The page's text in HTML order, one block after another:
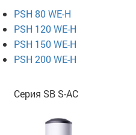
PSH 80 WE-H
PSH 120 WE-H
PSH 150 WE-H
PSH 200 WE-H
Серия SB S-AC